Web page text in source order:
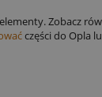
Zobacz
części do Opla